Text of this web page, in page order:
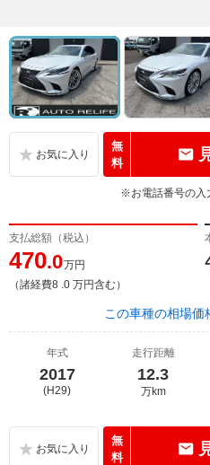
無
料
※お電話番号の入
支払総額（税込）
470.0万円
（諸経費8 .0 万円含む）
この車種の相場価
年式
2017
(H29)
走行距離
12.3
万km
無
料